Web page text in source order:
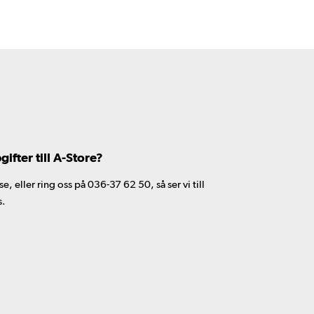
till A-Store?
eller ring oss på 036-37 62 50, så ser vi till